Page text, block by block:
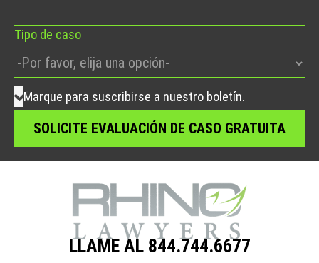
Tipo de caso
Marque para suscribirse a nuestro boletín.
LLAME AL 844.744.6677